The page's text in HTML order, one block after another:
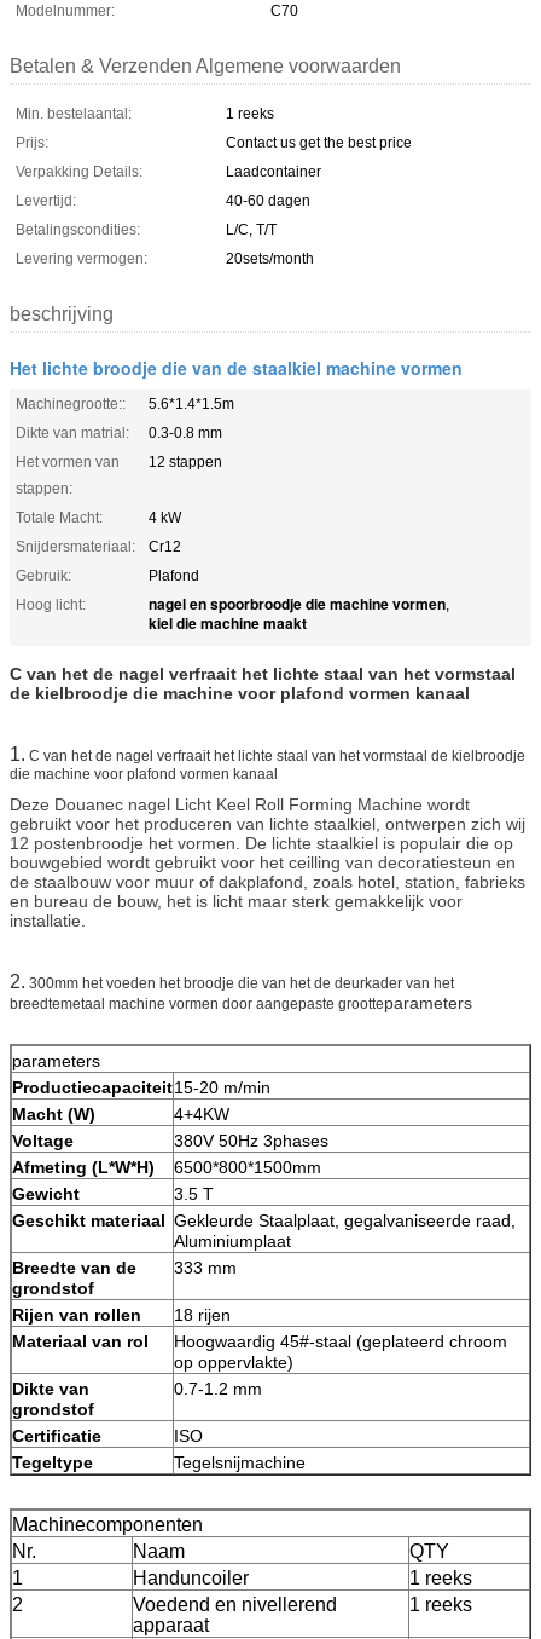
Modelnummer:
C70
Betalen & Verzenden Algemene voorwaarden
Min. bestelaantal:
1 reeks
Prijs:
Contact us get the best price
Verpakking Details:
Laadcontainer
Levertijd:
40-60 dagen
Betalingscondities:
L/C, T/T
Levering vermogen:
20sets/month
beschrijving
Het lichte broodje die van de staalkiel machine vormen
Machinegrootte::
5.6*1.4*1.5m
Dikte van matrial:
0.3-0.8 mm
Het vormen van
stappen:
12 stappen
Totale Macht:
4 kW
Snijdersmateriaal:
Cr12
Gebruik:
Plafond
Hoog licht:
nagel en spoorbroodje die machine vormen,
kiel die machine maakt
C van het de nagel verfraait het lichte staal van het vormstaal
de kielbroodje die machine voor plafond vormen kanaal
1. C van het de nagel verfraait het lichte staal van het vormstaal de kielbroodje
die machine voor plafond vormen kanaal
Deze Douanec nagel Licht Keel Roll Forming Machine wordt
gebruikt voor het produceren van lichte staalkiel, ontwerpen zich wij
12 postenbroodje het vormen. De lichte staalkiel is populair die op
bouwgebied wordt gebruikt voor het ceilling van decoratiesteun en
de staalbouw voor muur of dakplafond, zoals hotel, station, fabrieks
en bureau de bouw, het is licht maar sterk gemakkelijk voor
installatie.
2. 300mm het voeden het broodje die van het de deurkader van het
breedtemetaal machine vormen door aangepaste grootteparameters
parameters
Productiecapaciteit15-20 m/min
Macht (W)
4+4KW
Voltage
380V 50Hz 3phases
Afmeting (L*W*H)
6500*800*1500mm
Gewicht
3.5 T
Geschikt materiaal Gekleurde Staalplaat, gegalvaniseerde raad,
Aluminiumplaat
Breedte van de
grondstof
333 mm
Rijen van rollen
18 rijen
Materiaal van rol
Hoogwaardig 45#-staal (geplateerd chroom
op oppervlakte)
Dikte van
grondstof
0.7-1.2 mm
Certificatie
ISO
Tegeltype
Tegelsnijmachine
Machinecomponenten
Nr.
Naam
QTY
1
Handuncoiler
1 reeks
2
Voedend en nivellerend
apparaat
1 reeks